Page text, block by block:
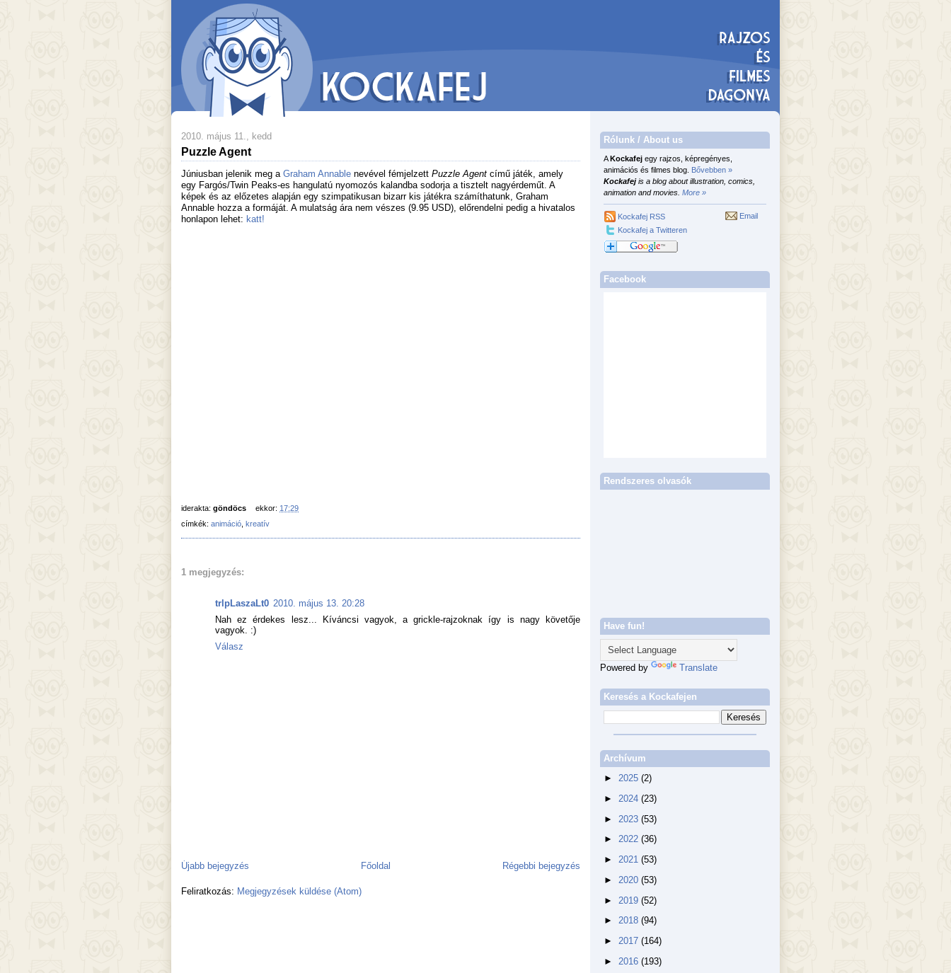
2010. május 11., kedd
Puzzle Agent
Júniusban jelenik meg a Graham Annable nevével fémjelzett Puzzle Agent című játék, amely
egy Fargós/Twin Peaks-es hangulatú nyomozós kalandba sodorja a tisztelt nagyérdeműt. A
képek és az előzetes alapján egy szimpatikusan bizarr kis játékra számíthatunk, Graham
Annable hozza a formáját. A mulatság ára nem vészes (9.95 USD), előrendelni pedig a hivatalos
honlapon lehet: katt!
iderakta: göndöcs ekkor: 17:29
címkék: animáció kreatív
1 megjegyzés:
trlpLaszaLt0 2010. május 13. 20:28
Nah ez érdekes lesz... Kíváncsi vagyok, a grickle-rajzoknak így is nagy követője
vagyok. :)
Válasz
Újabb bejegyzés Régebbi bejegyzés
Főoldal
Feliratkozás: Megjegyzések küldése (Atom)
Rólunk / About us
AKockafej egy rajzos, képregényes,
animációs és filmes blog. Bővebben »
Kockafejis a blog about illustration, comics,
animation and movies. More »
Kockafej RSS
Kockafej a Twitteren
Email
Facebook
Rendszeres olvasók
Have fun!
Powered by Translate
Keresés a Kockafejen
Archívum
► 2025 (2)
► 2024 (23)
► 2023 (53)
► 2022 (36)
► 2021 (53)
► 2020 (53)
► 2019 (52)
► 2018 (94)
► 2017 (164)
► 2016 (193)